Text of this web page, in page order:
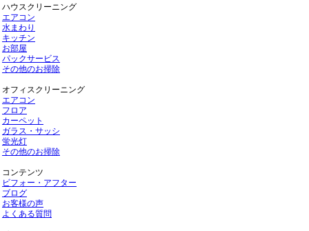
ハウスクリーニング
エアコン
水まわり
キッチン
お部屋
パックサービス
その他のお掃除
オフィスクリーニング
エアコン
フロア
カーペット
ガラス・サッシ
蛍光灯
その他のお掃除
コンテンツ
ビフォー・アフター
ブログ
お客様の声
よくある質問